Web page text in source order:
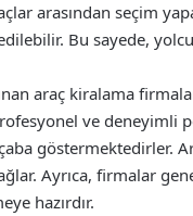
arasından seçim
Bu sayede,
araç kiralama
ve deneyimli
göstermektedirler.
Ayrıca, firmalar
hazırdır.